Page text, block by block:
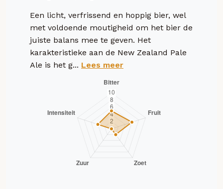
Een licht, verfrissend en hoppig bier, wel
met voldoende moutigheid om het bier de
juiste balans mee te geven. Het
karakteristieke aan de New Zealand Pale
Ale is het g... Lees meer